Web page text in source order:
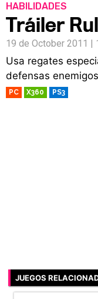
HABILIDADES
Tráiler
19 de October 2011 |
Usa regates
defensas
PC X360 PS3
JUEGOS